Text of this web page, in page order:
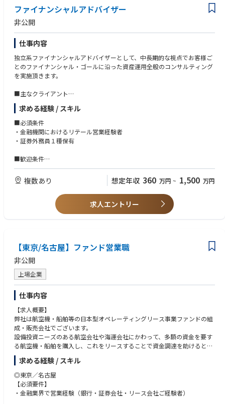
金融機関代理店に対する推進策の立案・提案や、研修および支店フォロー
を行う、または行う人員の管理・指導などを行います。推進策の立案・提
案に当たって、マーケット分析やより効率的・効果的な販売方法の企画、
資料の制作を行うなど、業務は多岐にわたります。
＝＝＝＝＝＝＝＝＝＝＝＝＝＝＝＝＝＝＝＝＝＝＝＝＝＝
【人材マネジメント制度改革について】
2024年をゴールとした中期経営戦略を策定し、5つの戦略を実行すること
で「生きる」を作るリーディングカンパニーへの飛躍を目指します。
1、多様な人財の力を引き出す人材マネジメント
2、「生きる」を作るエコシステム戦略
3、持続的成長に向けたファイナンス戦略
4、ステークホルダーへ新たな価値を提供するデジタルトランスフォーメ
ーションとアジャイル戦略
5、積極的で機動的な業務執行を促進する今日子なガバナンスとERM戦略
その中でも更なるアフラックの成長の為には「人材が活躍する事」を重要
視しており、以下の様なスローガンを掲げております。
＜スローガン＞
「多様な人財が自律的に働き、強みを活かし、最大限に力を発揮しなが
ら、主体的にキャリア構築できる環境を実現する」
＜具体的な取り組み＞
ルの受講料やセミナーや業務に関連する各種試験の受験料などを、年間5
万円を上限として費用を援助します。
■キャリア開発計画書（CDP*）
意欲があり、希望する社員は、職務記述書をベースに「キャリア開発計画
書」を作成し、上司や会社は、社員の自律的なキャリア形成・能力開発を
支援します。
■海外、国内留学制度
国内外の大学院へ最大2年間の留学を通じて、次世代のアフラックの経営
を担うための高度な能力を修得、その能力発揮を期待する制度です。
ファイナンシャルアドバイザー
非公開
仕事内容
独立系ファイナンシャルアドバイザーとして、中長期的な視点でお客様ご
とのファイナンシャル・ゴールに沿った資産運用全般のコンサルティング
を実施頂きます。
■主なクライアント
上場企業経営者・役員、一般事業法人・公益法人、非上場企業経営者・役
員、ファミリーオフィス、スポーツ選手・芸能人、自営業者・中堅中小企
業、退職者・相続継承者、不動産経営者、個人投資家・トレーダー、政治
家・士業など。
有価証券、オルタナティブ、コモディティ、国内外不動産、相続・事業承
ン紹介、海外留学・移住支援、財団・社団法人設立支援、クレジットカー
ド、マーケットビュー、ポートフォリオ助言、次世代教育、社会貢献、ビ
ジネスマッチング、コンシェルジュサービスなど。
求める経験 / スキル
■必須条件
・金融機関におけるリテール営業経験者
・証券外務員１種保有
■歓迎条件
・証券リテール営業経験5年以上
・ご自身の担当顧客をお持ちの方
複数あり 想定年収 360 万円 ~ 1,500 万円
求人エントリー
【東京/名古屋】ファンド営業職
非公開
上場企業
仕事内容
【求人概要】
弊社は航空機・船舶等の日本型オペレーティングリース事業ファンドの組
成・販売会社でございます。
設備投資ニーズのある航空会社や海運会社にかわって、多額の資金を要す
る航空機・船舶を購入し、これをリースすることで資金調達を助けるとと
もに、リースによって得られる利益等の分配を希望する投資家を対象にオ
ペレーティングリースファンド(JOL・JOLCO)を組成、投資家へ投資商品
として提供しております。
2017年4月の創業から2022年10月に上場をいたしまして、より一層の販売
を強化するのため、全国の投資家への商品の提案、投資家を紹介していた
求める経験 / スキル
◎東京／名古屋
【必須要件】
・金融業界で営業経験（銀行・証券会社・リース会社ご経験者）